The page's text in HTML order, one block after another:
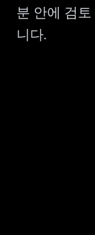
분 안에 검
니다.